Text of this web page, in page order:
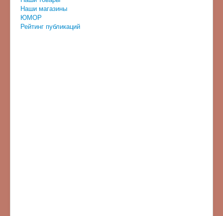
Наши магазины
ЮМОР
Рейтинг публикаций